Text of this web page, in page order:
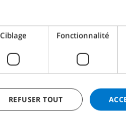
JEU. DIM.
1 2
6 7 8 9
Ciblage Fonctionnalité
REFUSER TOUT